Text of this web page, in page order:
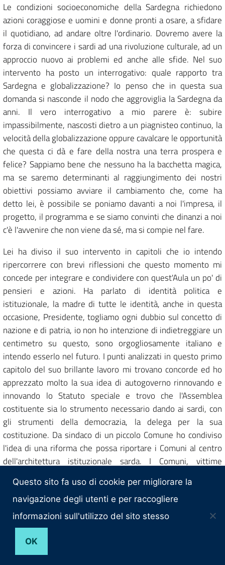
Le condizioni socioeconomiche della Sardegna richiedono
azioni coraggiose e uomini e donne pronti a osare, a sfidare
il quotidiano, ad andare oltre l'ordinario. Dovremo avere la
forza di convincere i sardi ad una rivoluzione culturale, ad un
approccio nuovo ai problemi ed anche alle sfide. Nel suo
intervento ha posto un interrogativo: quale rapporto tra
Sardegna e globalizzazione? Io penso che in questa sua
domanda si nasconde il nodo che aggroviglia la Sardegna da
anni. Il vero interrogativo a mio parere è: subire
impassibilmente, nascosti dietro a un piagnisteo continuo, la
velocità della globalizzazione oppure cavalcare le opportunità
che questa ci dà e fare della nostra una terra prospera e
felice? Sappiamo bene che nessuno ha la bacchetta magica,
ma se saremo determinanti al raggiungimento dei nostri
obiettivi possiamo avviare il cambiamento che, come ha
detto lei, è possibile se poniamo davanti a noi l'impresa, il
progetto, il programma e se siamo convinti che dinanzi a noi
c'è l'avvenire che non viene da sé, ma si compie nel fare.
Lei ha diviso il suo intervento in capitoli che io intendo
ripercorrere con brevi riflessioni che questo momento mi
concede per integrare e condividere con quest'Aula un po' di
pensieri e azioni. Ha parlato di identità politica e
istituzionale, la madre di tutte le identità, anche in questa
occasione, Presidente, togliamo ogni dubbio sul concetto di
nazione e di patria, io non ho intenzione di indietreggiare un
centimetro su questo, sono orgogliosamente italiano e
intendo esserlo nel futuro. I punti analizzati in questo primo
capitolo del suo brillante lavoro mi trovano concorde ed ho
apprezzato molto la sua idea di autogoverno rinnovando e
innovando lo Statuto speciale e trovo che l'Assemblea
costituente sia lo strumento necessario dando ai sardi, con
gli strumenti della democrazia, la delega per la sua
costituzione. Da sindaco di un piccolo Comune ho condiviso
l'idea di una riforma che possa riportare i Comuni al centro
dell'architettura istituzionale sarda. I Comuni, vittime
pronto per chiunque si sia posto l'obiettivo di tagliare la
spesa in Sardegna, lasciando ai sindaci la responsabilità della
risposta ai cittadini che spesso e volentieri non è compresa e
nella degenerazione dei peggiori istinti ha trasformato i
sindaci in bersagli. A tutti i sindaci, vittime incolpevoli della
vile azione criminale, va il mio saluto e la mia solidarietà. Non
Questo sito fa uso di cookie per migliorare la
navigazione degli utenti e per raccogliere
informazioni sull'utilizzo del sito stesso
OK